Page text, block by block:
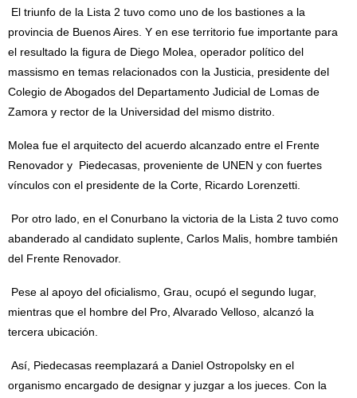
El triunfo de la Lista 2 tuvo como uno de los bastiones a la
provincia de Buenos Aires. Y en ese territorio fue importante para
el resultado la figura de Diego Molea, operador político del
massismo en temas relacionados con la Justicia, presidente del
Colegio de Abogados del Departamento Judicial de Lomas de
Zamora y rector de la Universidad del mismo distrito.
Molea fue el arquitecto del acuerdo alcanzado entre el Frente
Renovador y Piedecasas, proveniente de UNEN y con fuertes
vínculos con el presidente de la Corte, Ricardo Lorenzetti.
Por otro lado, en el Conurbano la victoria de la Lista 2 tuvo como
abanderado al candidato suplente, Carlos Malis, hombre también
del Frente Renovador.
Pese al apoyo del oficialismo, Grau, ocupó el segundo lugar,
mientras que el hombre del Pro, Alvarado Velloso, alcanzó la
tercera ubicación.
Así, Piedecasas reemplazará a Daniel Ostropolsky en el
organismo encargado de designar y juzgar a los jueces. Con la